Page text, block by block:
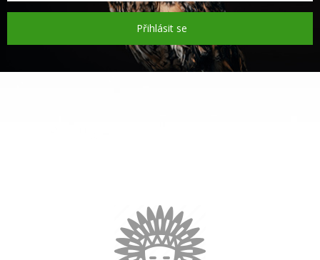
Přihlásit se